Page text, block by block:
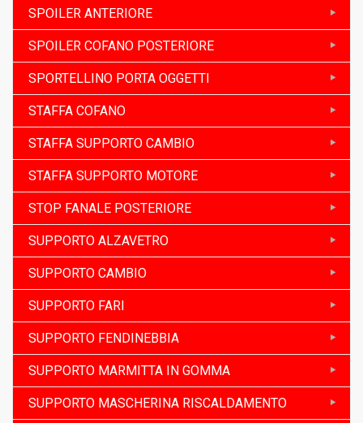
SPOILER ANTERIORE
SPOILER COFANO POSTERIORE
SPORTELLINO PORTA OGGETTI
STAFFA COFANO
STAFFA SUPPORTO CAMBIO
STAFFA SUPPORTO MOTORE
STOP FANALE POSTERIORE
SUPPORTO ALZAVETRO
SUPPORTO CAMBIO
SUPPORTO FARI
SUPPORTO FENDINEBBIA
SUPPORTO MARMITTA IN GOMMA
SUPPORTO MASCHERINA RISCALDAMENTO